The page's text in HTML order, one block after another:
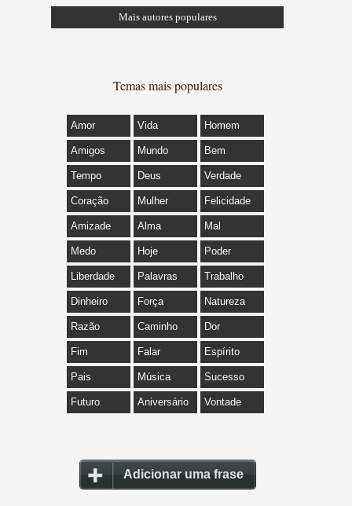
Mais autores populares
Temas mais populares
Amor Vida Homem
Amigos Mundo Bem
Tempo Deus Verdade
Coração Mulher Felicidade
Amizade Alma Mal
Medo Hoje Poder
Liberdade Palavras Trabalho
Dinheiro Força Natureza
Razão Caminho Dor
Fim Falar Espírito
Pais Música Sucesso
Futuro Aniversário Vontade
Adicionar uma frase